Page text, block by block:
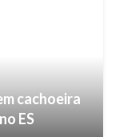
cachoeira
ES